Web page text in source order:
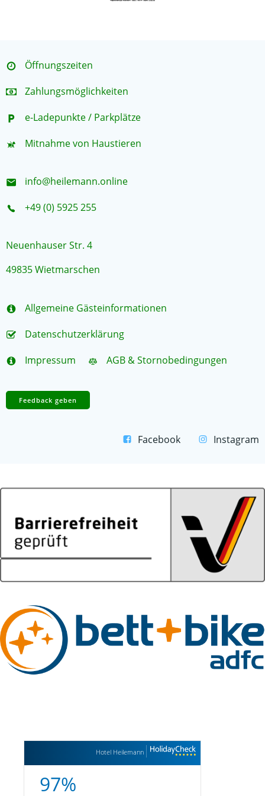
Öffnungszeiten
Zahlungsmöglichkeiten
e-Ladepunkte / Parkplätze
Mitnahme von Haustieren
info@heilemann.online
+49 (0) 5925 255
Neuenhauser Str. 4
49835 Wietmarschen
Allgemeine Gästeinformationen
Datenschutzerklärung
Impressum
AGB & Stornobedingungen
Feedback geben
Facebook Instagram
Hotel Heilemann
97%